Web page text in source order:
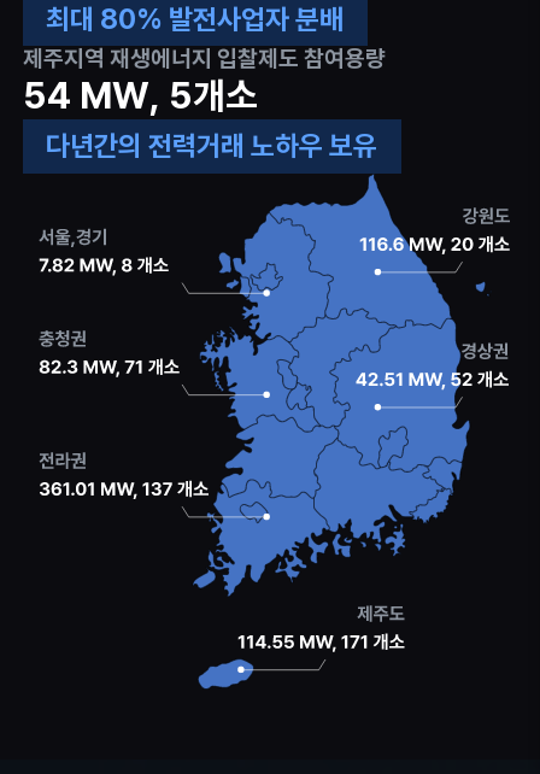
최대 80% 발전사업자 분배
제주지역 재생에너지 입찰제도 참여용량
54 MW, 5개소
다년간의 전력거래 노하우 보유